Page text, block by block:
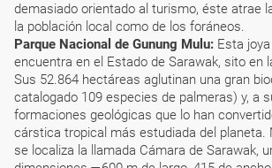
demasiado orientado al turismo, éste atrae
la población local como de los foráneos.
Parque Nacional de Gunung Mulu: Esta
encuentra en el Estado de Sarawak, sito en
Sus 52.864 hectáreas aglutinan una gran
catalogado 109 especies de palmeras) y, a
formaciones geológicas que lo han
cárstica tropical más estudiada del planeta.
se localiza la llamada Cámara de Sarawak,